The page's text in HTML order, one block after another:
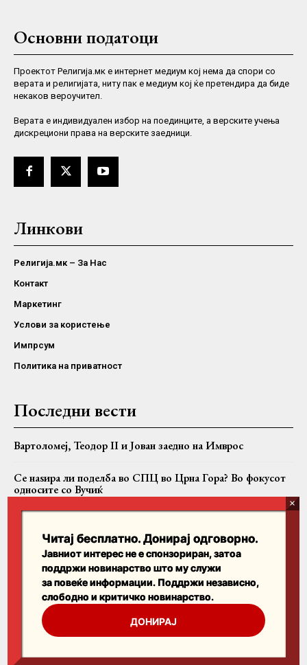
Основни податоци
Проектот Религија.мк е интернет медиум кој нема да спори со
верата и религијата, ниту пак е медиум кој ќе претендира да биде
некаков вероучител.
Верaта е индивидуален избор на поединците, а верските учења
дискрециони права на верските заедници.
Линкови
Религија.мк – За Нас
Контакт
Маркетинг
Услови за користење
Импрсум
Политика на приватност
Последни вести
Вартоломеј, Теодор II и Јован заедно на Имврос
Се наѕира ли поделба во СПЦ во Црна Гора? Во фокусот
односите со Вучиќ
во свечена литија
Пребарајте
Search
Читај бесплатно. Донирај одговорно.
Јавниот интерес не е спонзориран, затоа
поддржи новинарство што му служи
за повеќе информации. Поддржи независно,
слободно и критичко новинарство.
ДОНИРАЈ